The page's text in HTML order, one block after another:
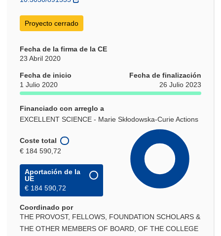
Proyecto cerrado
Fecha de la firma de la CE
23 Abril 2020
Fecha de inicio
1 Julio 2020
Fecha de finalización
26 Julio 2023
Financiado con arreglo a
EXCELLENT SCIENCE - Marie Skłodowska-Curie Actions
Coste total
€ 184 590,72
Aportación de la
UE
€ 184 590,72
Coordinado por
THE PROVOST, FELLOWS, FOUNDATION SCHOLARS &
THE OTHER MEMBERS OF BOARD, OF THE COLLEGE